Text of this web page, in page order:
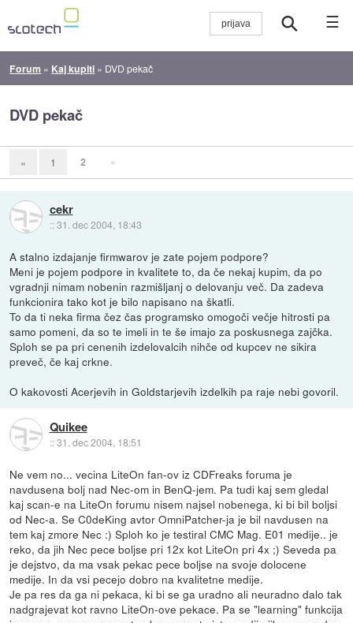
☰
Forum » Kaj kupiti » DVD pekač
DVD pekač
« 1 2 »
cekr
::31. dec 2004, 18:43
A stalno izdajanje firmwarov je zate pojem podpore?
Meni je pojem podpore in kvalitete to, da če nekaj kupim, da po
vgradnji nimam nobenin razmišljanj o delovanju več. Da zadeva
funkcionira tako kot je bilo napisano na škatli.
To da ti neka firma čez čas programsko omogoči večje hitrosti pa
samo pomeni, da so te imeli in te še imajo za poskusnega zajčka.
Sploh se pa pri cenenih izdelovalcih nihče od kupcev ne sikira
preveč, če kaj crkne.
O kakovosti Acerjevih in Goldstarjevih izdelkih pa raje nebi govoril.
Quikee
::31. dec 2004, 18:51
Ne vem no... vecina LiteOn fan-ov iz CDFreaks foruma je
navdusena bolj nad Nec-om in BenQ-jem. Pa tudi kaj sem gledal
kaj scan-e na LiteOn forumu nisem najsel nobenega, ki bi bil boljsi
od Nec-a. Se C0deKing avtor OmniPatcher-ja je bil navdusen na
tem kaj zmore Nec :) Sploh ko je testiral CMC Mag. E01 medije.. je
reko, da jih Nec pece boljse pri 12x kot LiteOn pri 4x ;) Seveda pa
je dejstvo, da ma vsak pekac pece boljse na svoje dolocene
medije. In da vsi pecejo dobro na kvalitetne medije.
Je pa res da ga ni pekaca, ki bi se ga uradno ali neuradno dalo tak
nadgrajevat kot ravno LiteOn-ove pekace. Pa se "learning" funkcija